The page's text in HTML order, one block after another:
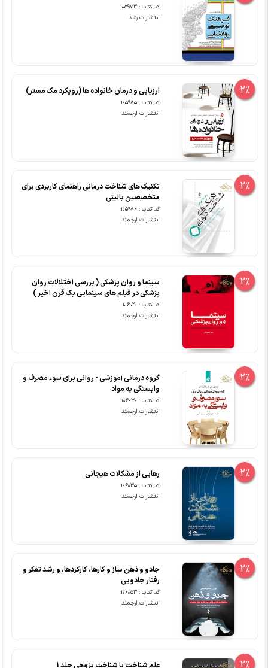
کد کتاب : 105973
انتشارات رشد
2% ارزیابی و درمان خانواده ها (رویکرد مک مستر)
کد کتاب : 105985
انتشارات ارجمند
2%
تکنیک های شناخت درمانی راهنمای کاربردی برای
متخصصین بالینی
کد کتاب : 105986
انتشارات ارجمند
2%
سینما و روان پزشکی ( بررسی اختلالات روان
پزشکی در فیلم های سینمایی یک قرن اخیر )
کد کتاب : 106020
انتشارات ارجمند
2%
گروه درمانی آموزشی - روانی برای سوء مصرف و
وابستگی به مواد
کد کتاب : 106030
انتشارات ارجمند
2% رهایی از مشکلات هیجانی
کد کتاب : 106035
انتشارات ارجمند
2%
جادو و ذهن ساز و کارها، کارکردها، و رشد تفکر و
رفتار جادویی
کد کتاب : 106053
انتشارات ارجمند
2% علم شناخت یا شناخت پژوهی جلد 1